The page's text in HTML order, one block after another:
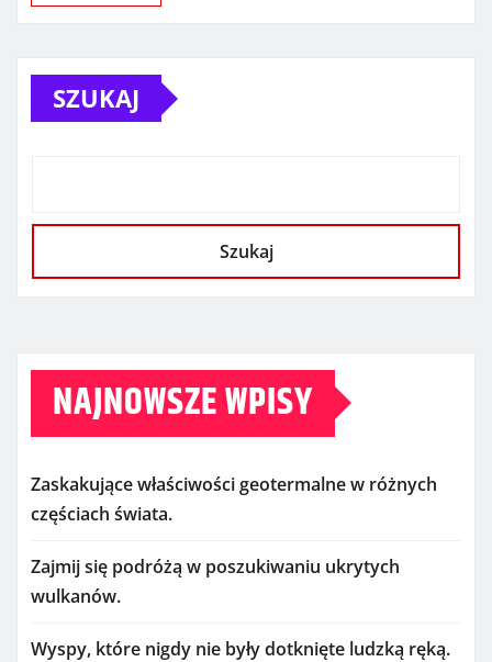
SZUKAJ
Szukaj
NAJNOWSZE WPISY
Zaskakujące właściwości geotermalne w różnych
częściach świata.
Zajmij się podróżą w poszukiwaniu ukrytych
wulkanów.
Wyspy, które nigdy nie były dotknięte ludzką ręką.